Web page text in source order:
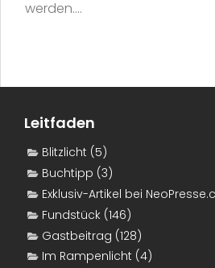
werden....
Leitfaden
Blitzlicht (5)
Buchtipp (3)
Exklusiv-Artikel bei
Fundstück (146)
Gastbeitrag (128)
Im Rampenlicht (4)